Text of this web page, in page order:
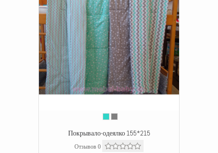
Покрывало-одеялко 155*215
Отзывов 0